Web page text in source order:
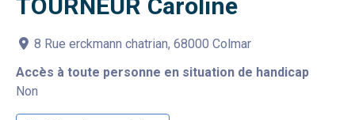
TOURNEUR Caroline
8 Rue erckmann chatrian, 68000 Colmar
Accès à toute personne en situation de handicap
Non